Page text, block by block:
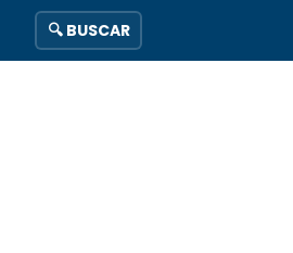
🔍 BUSCAR